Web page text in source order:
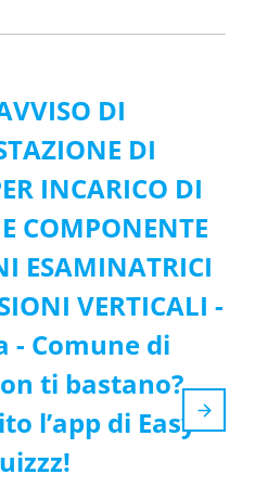
DI
DI
INCARICO DI
COMPONENTE
ESAMINATRICI
VERTICALI -
- Comune di
ti bastano?
l’app di Easy